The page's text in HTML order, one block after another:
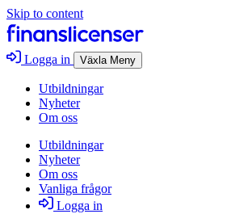
Skip to content
Logga in Växla Meny
Utbildningar
Nyheter
Om oss
Utbildningar
Nyheter
Om oss
Vanliga frågor
Logga in